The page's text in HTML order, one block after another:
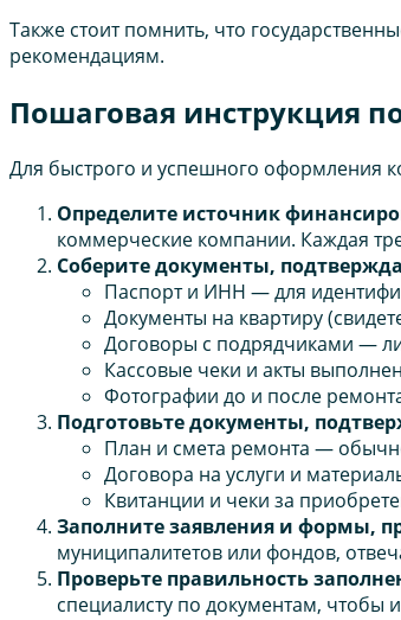
Также стоит помнить, что
рекомендациям.
Пошаговая инструкция
Для быстрого и успешного оформления
Определите источник
коммерческие компании. Каждая
Соберите документы,
Паспорт и ИНН — для
Документы на квартиру
Договоры с подрядчиками —
Кассовые чеки и акты
Фотографии до и после
Подготовьте документы,
План и смета ремонта —
Договора на услуги и
Квитанции и чеки за
Заполните заявления и формы,
муниципалитетов или фондов,
Проверьте правильность
специалисту по документам, чтобы